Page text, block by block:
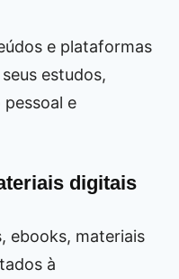
e plataformas
estudos,
e
digitais
ebooks, materiais
à